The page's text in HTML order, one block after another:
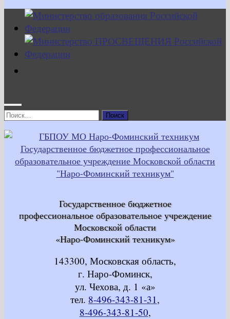
Найти:
Государственное бюджетное
профессиональное образовательное учреждение
Московской области
«Наро-Фоминский техникум»
143300, Московская область,
г. Наро-Фоминск,
ул. Чехова, д. 1 «а»
тел. 8-496-343-81-31,
8-496-343-81-50,